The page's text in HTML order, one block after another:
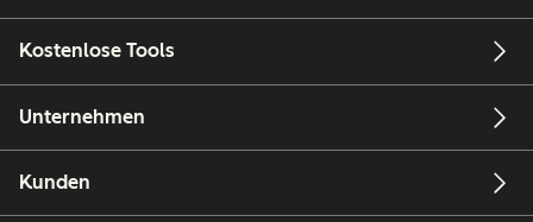
Kostenlose Tools
Unternehmen
Kunden